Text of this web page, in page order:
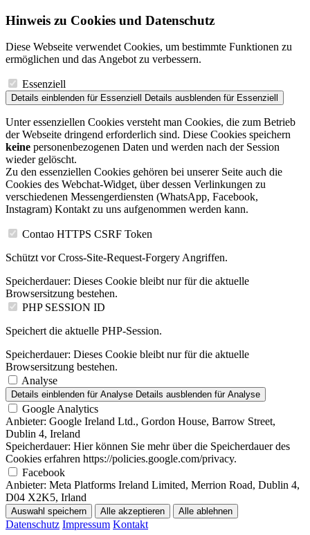
Hinweis zu Cookies und Datenschutz
Diese Webseite verwendet Cookies, um bestimmte Funktionen zu
ermöglichen und das Angebot zu verbessern.
Essenziell
Details einblenden für Essenziell Details ausblenden für Essenziell
Unter essenziellen Cookies versteht man Cookies, die zum Betrieb
der Webseite dringend erforderlich sind. Diese Cookies speichern
keine personenbezogenen Daten und werden nach der Session
wieder gelöscht.
Zu den essenziellen Cookies gehören bei unserer Seite auch die
Cookies des Webchat-Widget, über dessen Verlinkungen zu
verschiedenen Messengerdiensten (WhatsApp, Facebook,
Instagram) Kontakt zu uns aufgenommen werden kann.
Contao HTTPS CSRF Token
Schützt vor Cross-Site-Request-Forgery Angriffen.
Speicherdauer: Dieses Cookie bleibt nur für die aktuelle
Browsersitzung bestehen.
PHP SESSION ID
Speichert die aktuelle PHP-Session.
Speicherdauer: Dieses Cookie bleibt nur für die aktuelle
Browsersitzung bestehen.
Analyse
Details einblenden für Analyse Details ausblenden für Analyse
Google Analytics
Anbieter: Google Ireland Ltd., Gordon House, Barrow Street,
Dublin 4, Ireland
Speicherdauer: Hier können Sie mehr über die Speicherdauer des
Cookies erfahren https://policies.google.com/privacy.
Facebook
Anbieter: Meta Platforms Ireland Limited, Merrion Road, Dublin 4,
D04 X2K5, Irland
Auswahl speichern Alle akzeptieren Alle ablehnen
Datenschutz Impressum Kontakt